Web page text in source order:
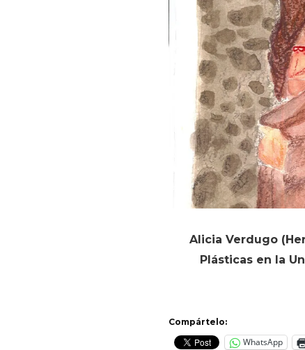
Alicia Verdugo
Plásticas en la
Compártelo:
WhatsApp